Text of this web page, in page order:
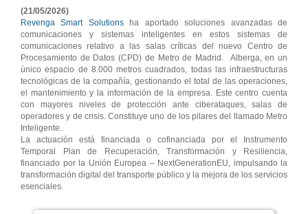
(21/05/2026)
Revenga Smart Solutionsha aportado soluciones avanzadas de
comunicaciones y sistemas inteligentes en estos sistemas de
comunicaciones relativo a las salas críticas del nuevo Centro de
Procesamiento de Datos (CPD) de Metro de Madrid. Alberga, en un
único espacio de 8.000 metros cuadrados, todas las infraestructuras
tecnológicas de la compañía, gestionando el total de las operaciones,
el mantenimiento y la información de la empresa. Este centro cuenta
con mayores niveles de protección ante ciberataques, salas de
operadores y de crisis. Constituye uno de los pilares del llamado Metro
Inteligente.
La actuación está financiada o cofinanciada por el Instrumento
Temporal Plan de Recuperación, Transformación y Resiliencia,
financiado por la Unión Europea – NextGenerationEU, impulsando la
transformación digital del transporte público y la mejora de los servicios
esenciales.